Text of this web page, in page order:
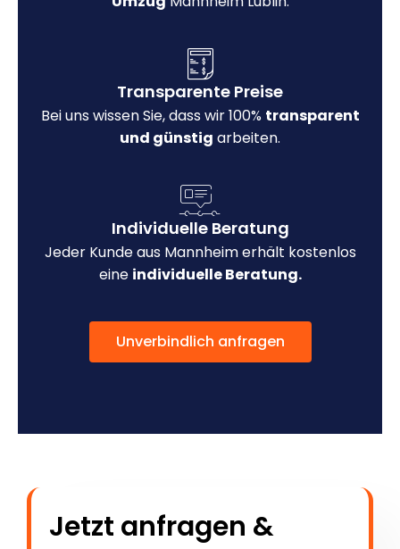
Transparente Preise
Bei uns wissen Sie, dass wir 100% transparent
und günstig arbeiten.
Individuelle Beratung
Jeder Kunde aus Mannheim erhält kostenlos
eine individuelle Beratung.
Unverbindlich anfragen
Jetzt anfragen &